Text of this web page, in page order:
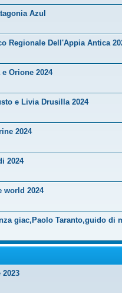
Azul
Regionale Dell'Appia Antica
Orione 2024
e Livia Drusilla 2024
2024
2024
world 2024
giac,Paolo Taranto,guido di
2023